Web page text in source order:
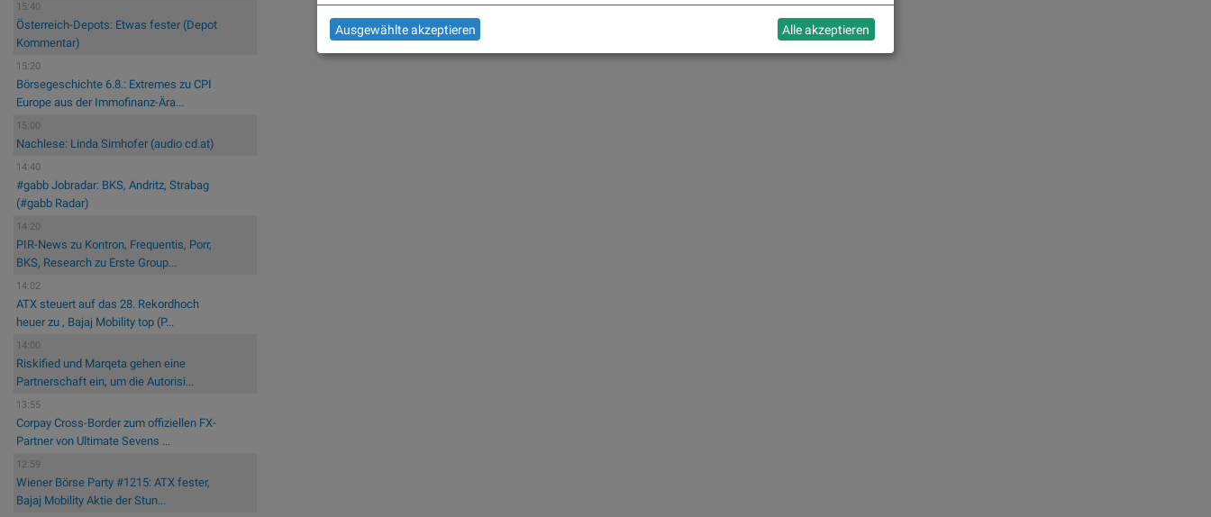
15:40
Österreich-Depots: Etwas fester (Depot
Kommentar)
15:20
Börsegeschichte 6.8.: Extremes zu CPI
Europe aus der Immofinanz-Ära...
15:00
Nachlese: Linda Simhofer (audio cd.at)
14:40
#gabb Jobradar: BKS, Andritz, Strabag
(#gabb Radar)
14:20
PIR-News zu Kontron, Frequentis, Porr,
BKS, Research zu Erste Group...
14:02
ATX steuert auf das 28. Rekordhoch
heuer zu , Bajaj Mobility top (P...
14:00
Riskified und Marqeta gehen eine
Partnerschaft ein, um die Autorisi...
13:55
Corpay Cross-Border zum offiziellen FX-
Partner von Ultimate Sevens ...
12:59
Wiener Börse Party #1215: ATX fester,
Bajaj Mobility Aktie der Stun...
Ausgewählte akzeptieren Alle akzeptieren